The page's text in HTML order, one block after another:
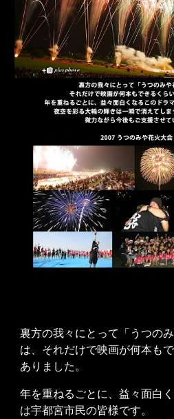
裏方の我々にとって「うつの
は、それだけで映画が何本も
ありました。
年を重ねるごとに、益々面白
は宇都宮市民の皆様です。